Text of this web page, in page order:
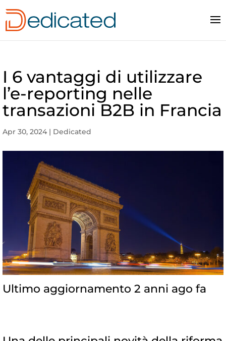
I 6 vantaggi di utilizzare
l’e-reporting nelle
transazioni B2B in Francia
Apr 30, 2024 | Dedicated
Ultimo aggiornamento 2 anni ago fa